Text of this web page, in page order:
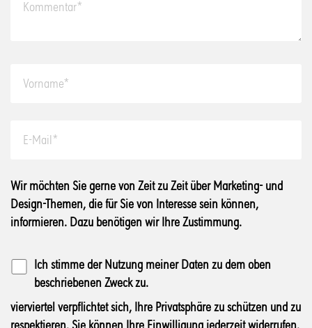
Wir möchten Sie gerne von Zeit zu Zeit über Marketing- und
Design-Themen, die für Sie von Interesse sein können,
informieren. Dazu benötigen wir Ihre Zustimmung.
Ich stimme der Nutzung meiner Daten zu dem oben
beschriebenen Zweck zu.
vierviertel verpflichtet sich, Ihre Privatsphäre zu schützen und zu